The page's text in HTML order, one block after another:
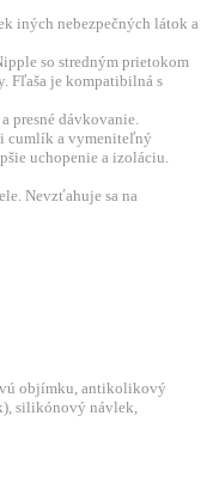
iných nebezpečných látok a
so stredným prietokom
Fľaša je kompatibilná s
presné dávkovanie.
cumlík a vymeniteľný
uchopenie a izoláciu.
Nevzťahuje sa na
objímku, antikolikový
silikónový návlek,